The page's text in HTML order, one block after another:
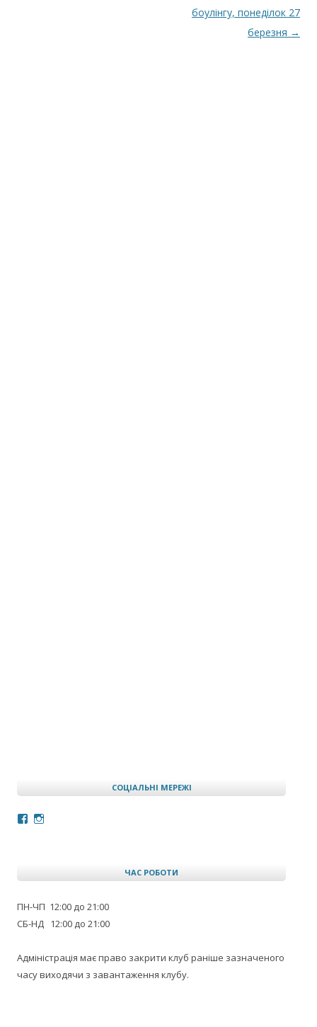
боулінгу, понеділок 27
березня →
СОЦІАЛЬНІ МЕРЕЖІ
Facebook
Instagram
ЧАС РОБОТИ
ПН-ЧП 12:00 до 21:00
СБ-НД 12:00 до 21:00
Адміністрація має право закрити клуб раніше зазначеного
часу виходячи з завантаження клубу.